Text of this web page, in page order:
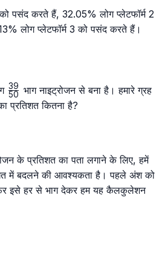
पसंद करते हैं, 32.05% लोग प्लेटफॉर्म 2
लोग प्लेटफॉर्म 3 को पसंद करते हैं।
\frac{39}
{50}
50
39 भाग नाइट्रोजन से बना है। हमारे ग्रह
प्रतिशत कितना है?
के प्रतिशत का पता लगाने के लिए, हमें
में बदलने की आवश्यकता है। पहले अंश को
इसे हर से भाग देकर हम यह कैलकुलेशन